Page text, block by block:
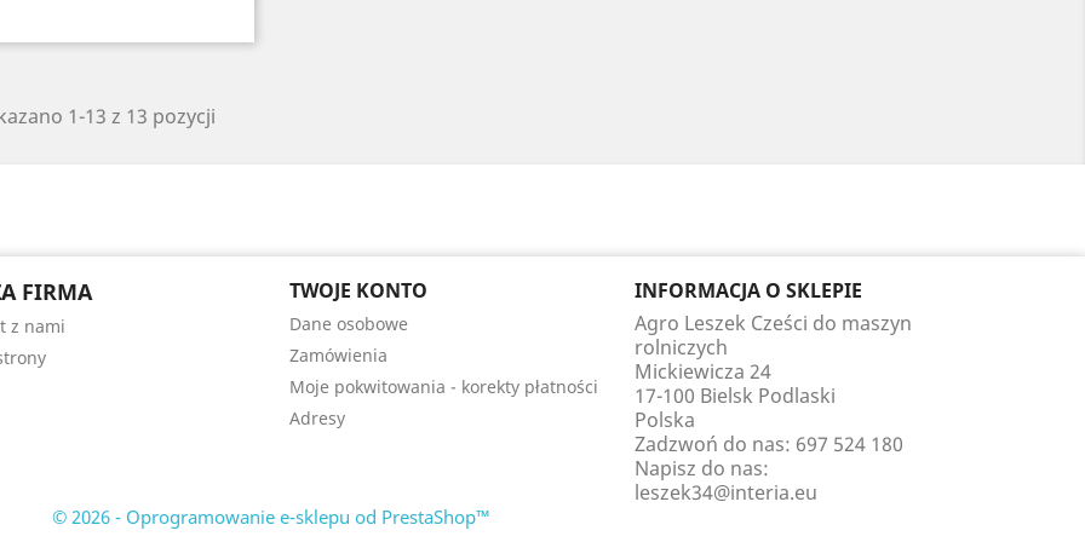
1-13 z 13 pozycji
FIRMA
z nami
TWOJE KONTO
Dane osobowe
Zamówienia
Moje pokwitowania - korekty płatności
Adresy
INFORMACJA O SKLEPIE
Agro Leszek Cześci do maszyn
rolniczych
Mickiewicza 24
17-100 Bielsk Podlaski
Polska
Zadzwoń do nas: 697 524 180
Napisz do nas:
leszek34@interia.eu
© 2026 - Oprogramowanie e-sklepu od PrestaShop™